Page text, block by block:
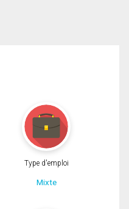
Type d'emploi
Mixte